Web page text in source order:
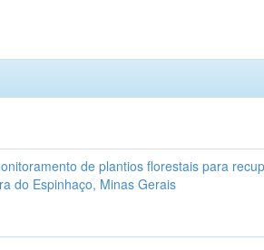
de plantios florestais para
do Espinhaço, Minas Gerais